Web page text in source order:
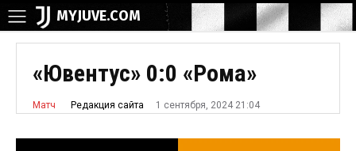
MYJUVE.COM
«Ювентус» 0:0 «Рома»
Матч Редакция сайта 1 сентября, 2024 21:04